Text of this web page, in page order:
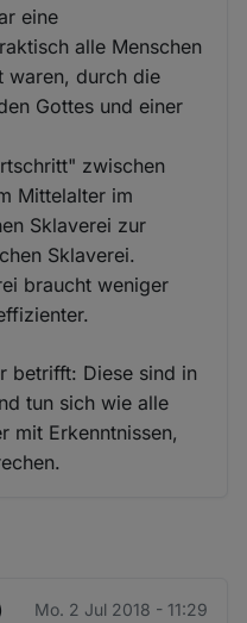
eine
alle Menschen
waren, durch die
Gottes und einer
zwischen
Mittelalter im
Sklaverei zur
Sklaverei.
braucht weniger
betrifft: Diese sind in
tun sich wie alle
mit Erkenntnissen,
Mo. 2 Jul 2018 - 11:29